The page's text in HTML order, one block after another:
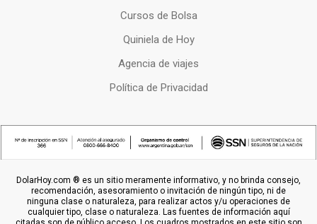
Cursos de Bolsa
Quiniela de Hoy
Agencia de viajes
Política de Privacidad
DolarHoy.com ® es un sitio meramente informativo, y no brinda consejo,
recomendación, asesoramiento o invitación de ningún tipo, ni de
ninguna clase o naturaleza, para realizar actos y/u operaciones de
cualquier tipo, clase o naturaleza. Las fuentes de información aquí